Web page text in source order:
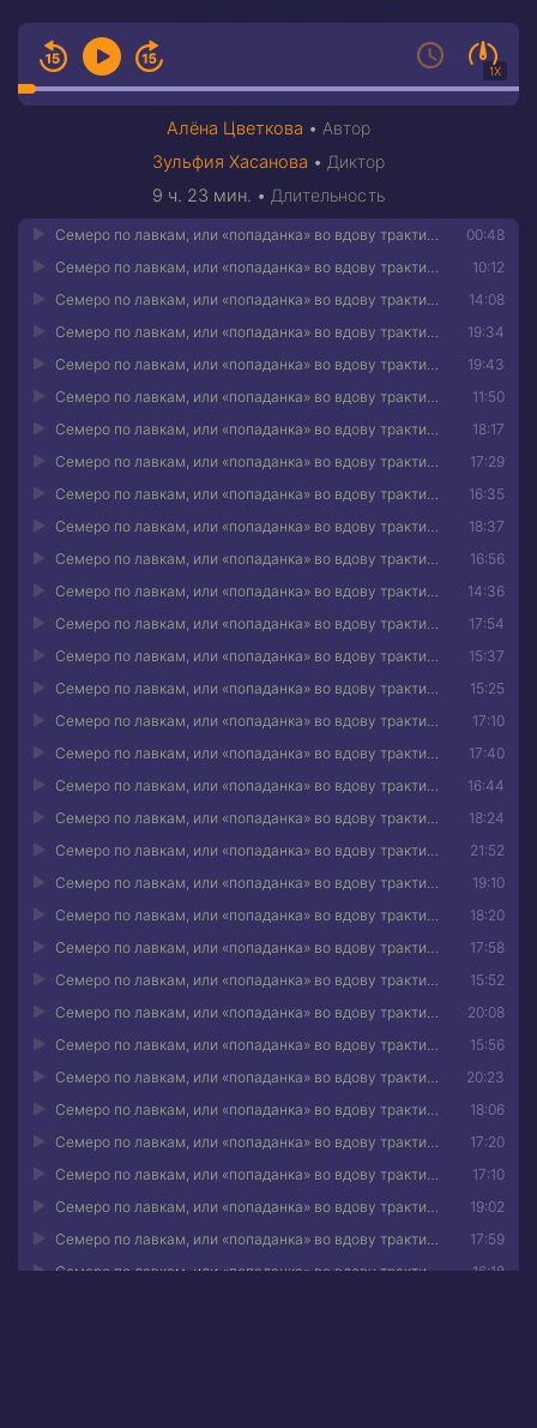
1X
Алёна Цветкова • Автор
Зульфия Хасанова • Диктор
9 ч. 23 мин. •Длительность
00:48
Семеро по лавкам, или «попаданка» во вдову трактирщика 01
10:12
Семеро по лавкам, или «попаданка» во вдову трактирщика 02
14:08
Семеро по лавкам, или «попаданка» во вдову трактирщика 03
19:34
Семеро по лавкам, или «попаданка» во вдову трактирщика 04
19:43
Семеро по лавкам, или «попаданка» во вдову трактирщика 05
11:50
Семеро по лавкам, или «попаданка» во вдову трактирщика 06
18:17
Семеро по лавкам, или «попаданка» во вдову трактирщика 07
17:29
Семеро по лавкам, или «попаданка» во вдову трактирщика 08
16:35
Семеро по лавкам, или «попаданка» во вдову трактирщика 09
18:37
Семеро по лавкам, или «попаданка» во вдову трактирщика 10
16:56
Семеро по лавкам, или «попаданка» во вдову трактирщика 11
14:36
Семеро по лавкам, или «попаданка» во вдову трактирщика 12
17:54
Семеро по лавкам, или «попаданка» во вдову трактирщика 13
15:37
Семеро по лавкам, или «попаданка» во вдову трактирщика 14
15:25
Семеро по лавкам, или «попаданка» во вдову трактирщика 15
17:10
Семеро по лавкам, или «попаданка» во вдову трактирщика 16
17:40
Семеро по лавкам, или «попаданка» во вдову трактирщика 17
16:44
Семеро по лавкам, или «попаданка» во вдову трактирщика 18
18:24
Семеро по лавкам, или «попаданка» во вдову трактирщика 19
21:52
Семеро по лавкам, или «попаданка» во вдову трактирщика 20
19:10
Семеро по лавкам, или «попаданка» во вдову трактирщика 21
18:20
Семеро по лавкам, или «попаданка» во вдову трактирщика 22
17:58
Семеро по лавкам, или «попаданка» во вдову трактирщика 23
15:52
Семеро по лавкам, или «попаданка» во вдову трактирщика 24
20:08
Семеро по лавкам, или «попаданка» во вдову трактирщика 25
15:56
Семеро по лавкам, или «попаданка» во вдову трактирщика 26
20:23
Семеро по лавкам, или «попаданка» во вдову трактирщика 27
18:06
Семеро по лавкам, или «попаданка» во вдову трактирщика 28
17:20
Семеро по лавкам, или «попаданка» во вдову трактирщика 29
17:10
Семеро по лавкам, или «попаданка» во вдову трактирщика 30
19:02
Семеро по лавкам, или «попаданка» во вдову трактирщика 31
17:59
Семеро по лавкам, или «попаданка» во вдову трактирщика 32
16:18
Семеро по лавкам, или «попаданка» во вдову трактирщика 33